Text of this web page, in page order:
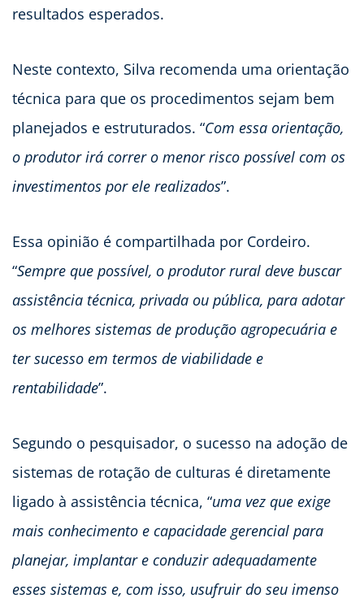
resultados esperados.
Neste contexto, Silva recomenda uma orientação
técnica para que os procedimentos sejam bem
planejados e estruturados. “Com essa orientação,
o produtor irá correr o menor risco possível com os
investimentos por ele realizados”.
Essa opinião é compartilhada por Cordeiro.
“Sempre que possível, o produtor rural deve buscar
assistência técnica, privada ou pública, para adotar
os melhores sistemas de produção agropecuária e
ter sucesso em termos de viabilidade e
rentabilidade”.
Segundo o pesquisador, o sucesso na adoção de
sistemas de rotação de culturas é diretamente
ligado à assistência técnica, “uma vez que exige
mais conhecimento e capacidade gerencial para
planejar, implantar e conduzir adequadamente
esses sistemas e, com isso, usufruir do seu imenso